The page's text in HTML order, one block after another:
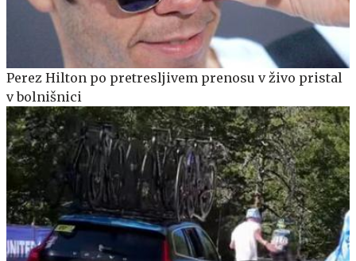
Perez Hilton po pretresljivem prenosu v živo pristal
v bolnišnici